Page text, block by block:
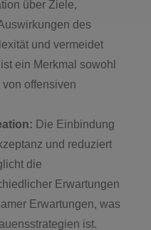
über Ziele,
des
und vermeidet
ein Merkmal sowohl
offensiven
Die Einbindung
und reduziert
die
Erwartungen
Erwartungen, was
ist.